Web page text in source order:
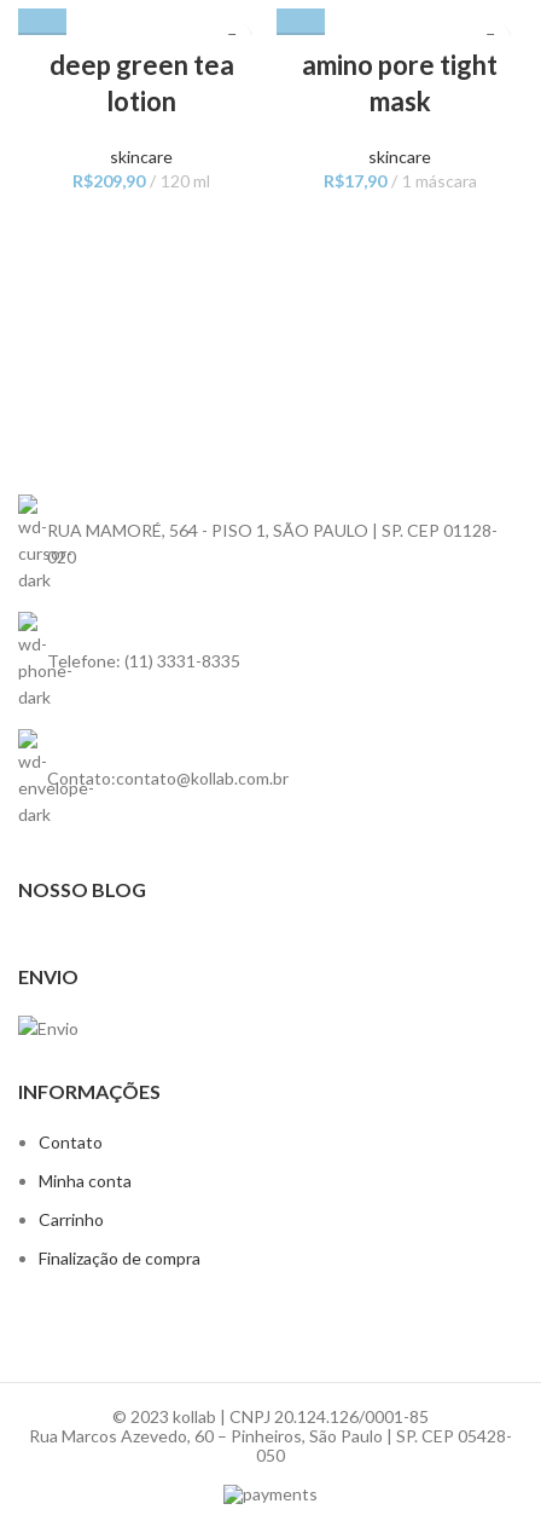
deep green tea
lotion
skincare
R$209,90 120 ml
amino pore tight
mask
skincare
R$17,90 1 máscara
RUA MAMORÉ, 564 - PISO 1, SÃO PAULO | SP. CEP 01128-
020
Telefone: (11) 3331-8335
Contato:contato@kollab.com.br
NOSSO BLOG
ENVIO
INFORMAÇÕES
Contato
Minha conta
Carrinho
Finalização de compra
© 2023 kollab | CNPJ 20.124.126/0001-85
Rua Marcos Azevedo, 60 – Pinheiros, São Paulo | SP. CEP 05428-
050